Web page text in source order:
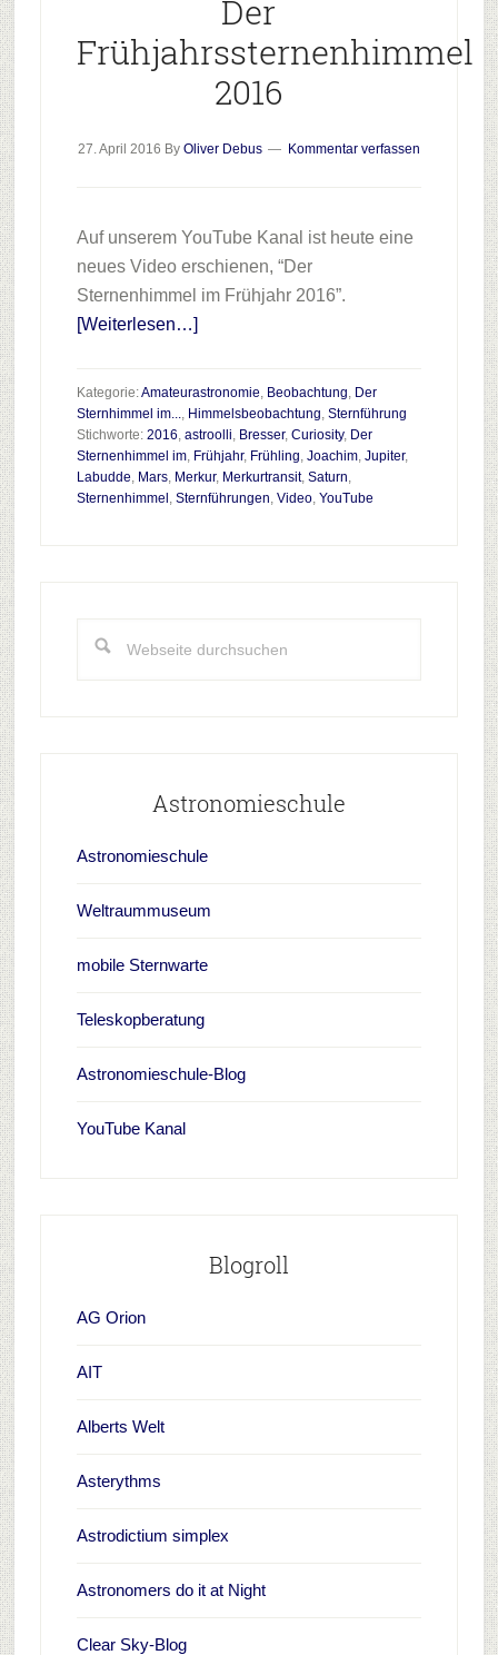
Der
Frühjahrssternenhimmel
2016
27. April 2016 By Oliver Debus Kommentar verfassen
Auf unserem YouTube Kanal ist heute eine
neues Video erschienen, “Der
Sternenhimmel im Frühjahr 2016”.
[Weiterlesen…]Infos
Der
Frühjahrssternenhimmel
2016
Kategorie:Amateurastronomie, Beobachtung, Der
Sternhimmel im..., Himmelsbeobachtung, Sternführung
Stichworte: 2016, astroolli, Bresser, Curiosity, Der
Sternenhimmel im, Frühjahr, Frühling, Joachim, Jupiter,
Labudde, Mars, Merkur, Merkurtransit, Saturn,
Sternenhimmel , Sternführungen, Video, YouTube
durchsuchen
Astronomieschule
Astronomieschule
Weltraummuseum
mobile Sternwarte
Teleskopberatung
Astronomieschule-Blog
YouTube Kanal
Blogroll
AG Orion
AIT
Alberts Welt
Asterythms
Astrodictium simplex
Astronomers do it at Night
Clear Sky-Blog